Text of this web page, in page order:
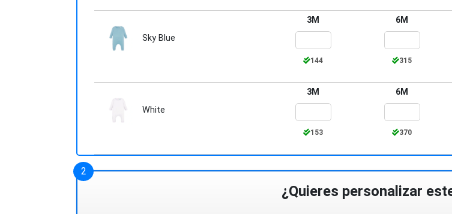
Sky Blue
3M
144
6M
315
White
3M
153
6M
370
¿Quieres personalizar